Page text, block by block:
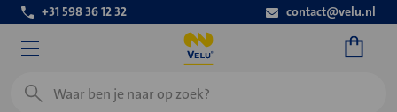
+31 598 36 12 32 contact@velu.nl
Zoeken